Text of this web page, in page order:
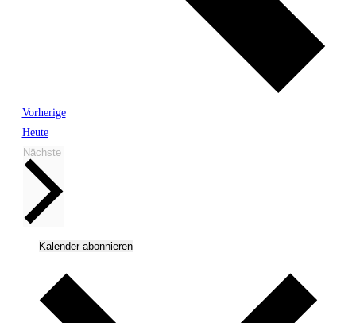
VorherigeVeranstaltungen
Heute
Nächste
Kalender abonnieren